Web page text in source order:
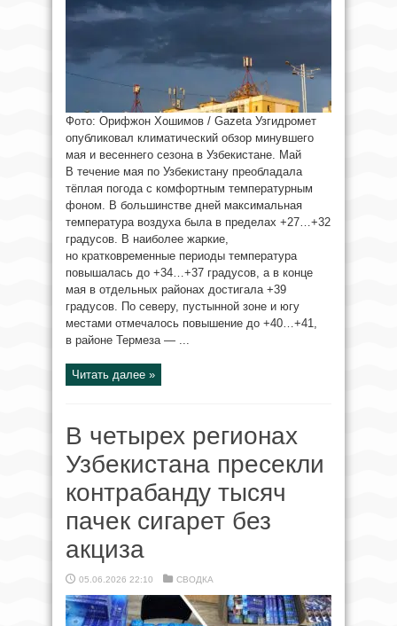
Фото: Орифжон Хошимов / Gazeta Узгидромет
опубликовал климатический обзор минувшего
мая и весеннего сезона в Узбекистане. Май
В течение мая по Узбекистану преобладала
тёплая погода с комфортным температурным
фоном. В большинстве дней максимальная
температура воздуха была в пределах +27…+32
градусов. В наиболее жаркие,
но кратковременные периоды температура
повышалась до +34…+37 градусов, а в конце
мая в отдельных районах достигала +39
градусов. По северу, пустынной зоне и югу
местами отмечалось повышение до +40…+41,
в районе Термеза — ...
Читать далее »
В четырех регионах
Узбекистана пресекли
контрабанду тысяч
пачек сигарет без
акциза
05.06.2026 22:10 СВОДКА